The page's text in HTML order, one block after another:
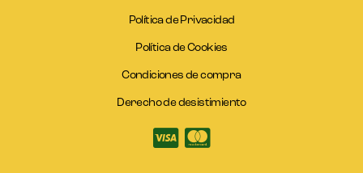
Política de Privacidad
Política de Cookies
Condiciones de compra
Derecho de desistimiento